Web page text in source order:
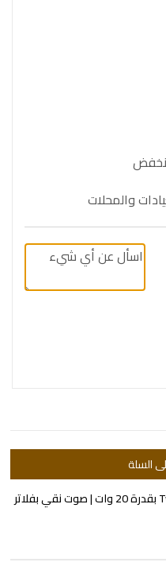
والمحلات
السلة
SS20W – سماعة سقف Two-Way بقدرة 20 وات | صوت نقي بفلاتر